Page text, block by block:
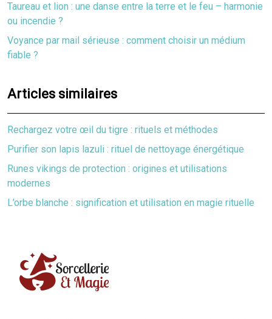
Taureau et lion : une danse entre la terre et le feu – harmonie
ou incendie ?
Voyance par mail sérieuse : comment choisir un médium
fiable ?
Articles similaires
Rechargez votre œil du tigre : rituels et méthodes
Purifier son lapis lazuli : rituel de nettoyage énergétique
Runes vikings de protection : origines et utilisations
modernes
L’orbe blanche : signification et utilisation en magie rituelle